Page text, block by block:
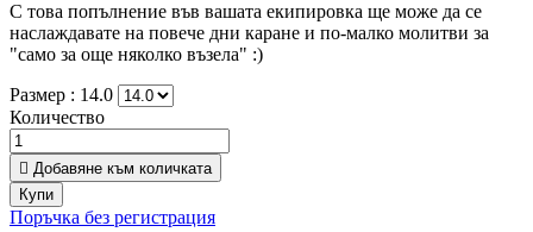
С това попълнение във вашата екипировка ще може да се
наслаждавате на повече дни каране и по-малко молитви за
"само за още няколко възела" :)
Размер : 14.0
Количество
 Добавяне към количката
Купи
Поръчка без регистрация